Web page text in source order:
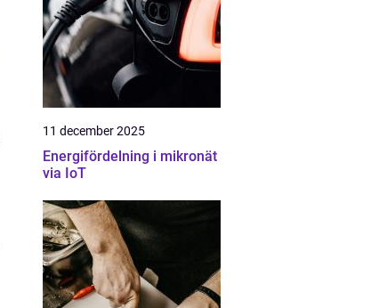
11 december 2025
Energifördelning i mikronät
via IoT